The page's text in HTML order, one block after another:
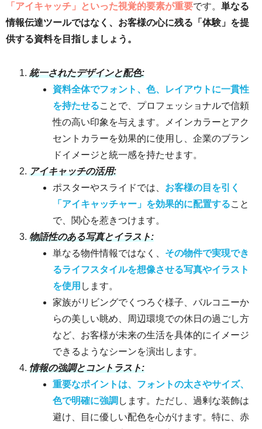
「アイキャッチ」といった視覚的要素が重要です。 単なる
情報伝達ツールではなく、お客様の心に残る「体験」を提
供する資料を目指しましょう。
統一されたデザインと配色:
資料全体でフォント、色、レイアウトに一貫性
を持たせることで、プロフェッショナルで信頼
性の高い印象を与えます。メインカラーとアク
セントカラーを効果的に使用し、企業のブラン
ドイメージと統一感を持たせます。
アイキャッチの活用:
ポスターやスライドでは、 お客様の目を引く
「アイキャッチャー」を効果的に配置すること
で、関心を惹きつけます。
物語性のある写真とイラスト:
単なる物件情報ではなく、 その物件で実現でき
るライフスタイルを想像させる写真やイラスト
を使用 します。
家族がリビングでくつろぐ様子、バルコニーか
らの美しい眺め、周辺環境での休日の過ごし方
など、お客様が未来の生活を具体的にイメージ
できるようなシーンを演出します。
情報の強調とコントラスト:
重要なポイントは、フォントの太さやサイズ、
色で明確に強調 します。ただし、過剰な装飾は
避け、目に優しい配色を心がけます。特に、赤